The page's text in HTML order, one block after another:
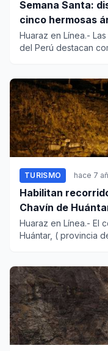
Semana Santa:
cinco hermosas
Huaraz en Línea.-
del Perú destacan
TURISMO hace 7
Habilitan
Chavín de
Huaraz en Línea.- El
Huántar, ( provincia